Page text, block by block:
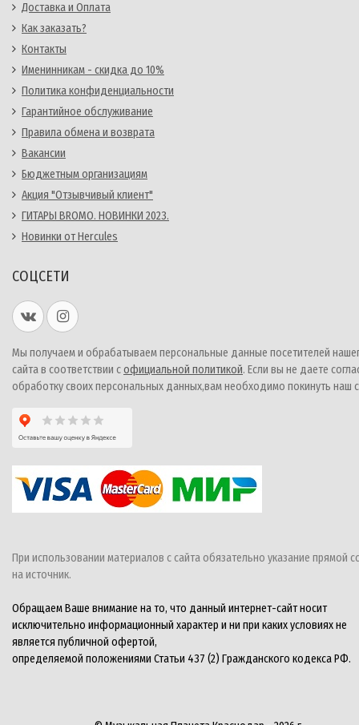
Доставка и Оплата
Как заказать?
Контакты
Именинникам - скидка до 10%
Политика конфиденциальности
Гарантийное обслуживание
Правила обмена и возврата
Вакансии
Бюджетным организациям
Акция "Отзывчивый клиент"
ГИТАРЫ BROMO. НОВИНКИ 2023.
Новинки от Hercules
СОЦСЕТИ
Мы получаем и обрабатываем персональные данные посетителей
сайта в соответствии софициальной политикой. Если вы не даете
обработку своих персональных данных,вам необходимо покинуть наш
При использовании материалов с сайта обязательно указание прямой
на источник.
Обращаем Ваше внимание на то, что данный интернет-сайт носит
исключительно информационный характер и ни при каких условиях не
является публичной офертой,
определяемой положениями Статьи 437 (2) Гражданского кодекса РФ.